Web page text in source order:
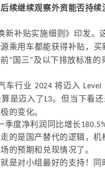
后续继续观察外资能否持续
新补贴实施细则》印发。
乘用车都能获得补贴，
“国三”及以下排放标准的
车行业 2024 将迈入
是迈入了L3。但当下看
的变化。
季度净利润同比增长
的是国产替代的逻辑，
的预期和兑现情况了。
就是对小组最好的支持！同